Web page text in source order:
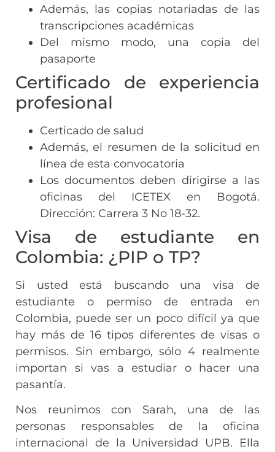
Además, las copias notariadas de las
transcripciones académicas
Del mismo modo, una copia del
pasaporte
Certificado de experiencia
profesional
Certicado de salud
Además, el resumen de la solicitud en
línea de esta convocatoria
Los documentos deben dirigirse a las
oficinas del ICETEX en Bogotá.
Dirección: Carrera 3 No 18-32.
Visa de estudiante en
Colombia: ¿PIP o TP?
Si usted está buscando una visa de
estudiante o permiso de entrada en
Colombia, puede ser un poco difícil ya que
hay más de 16 tipos diferentes de visas o
permisos. Sin embargo, sólo 4 realmente
importan si vas a estudiar o hacer una
pasantía.
Nos reunimos con Sarah, una de las
personas responsables de la oficina
internacional de la Universidad UPB. Ella